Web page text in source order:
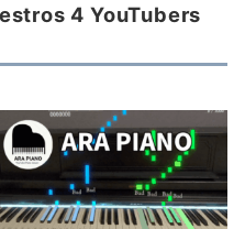
4 YouTubers